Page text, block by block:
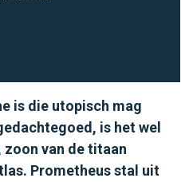
is die utopisch mag
is het wel
zoon van de titaan
Prometheus stal uit